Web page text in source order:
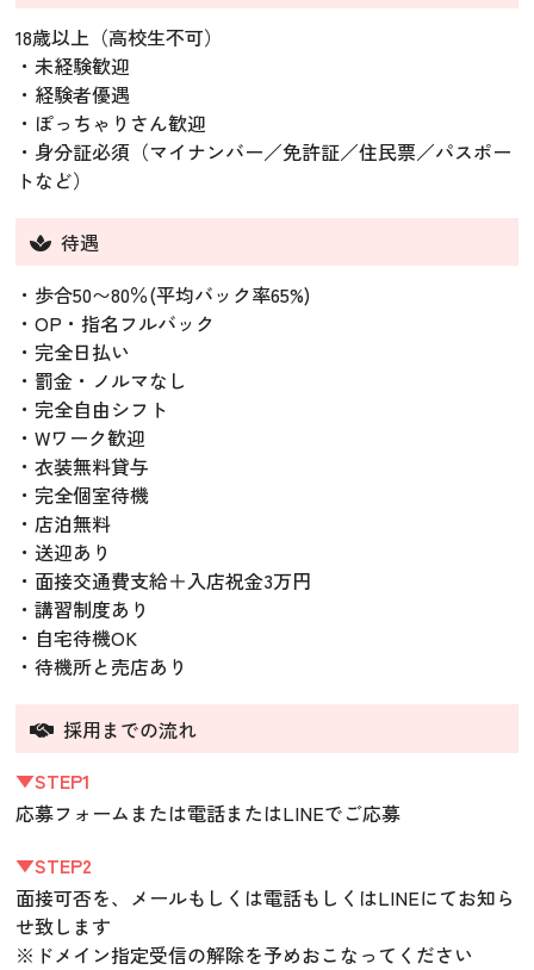
18歳以上（高校生不可）
・未経験歓迎
・経験者優遇
・ぽっちゃりさん歓迎
・身分証必須（マイナンバー／免許証／住民票／パスポー
トなど）
待遇
・歩合50〜80％(平均バック率65%)
・OP・指名フルバック
・完全日払い
・罰金・ノルマなし
・完全自由シフト
・Wワーク歓迎
・衣装無料貸与
・完全個室待機
・店泊無料
・送迎あり
・面接交通費支給＋入店祝金3万円
・講習制度あり
・自宅待機OK
・待機所と売店あり
採用までの流れ
▼STEP1
応募フォームまたは電話またはLINEでご応募
▼STEP2
面接可否を、メールもしくは電話もしくはLINEにてお知ら
せ致します
※ドメイン指定受信の解除を予めおこなってください